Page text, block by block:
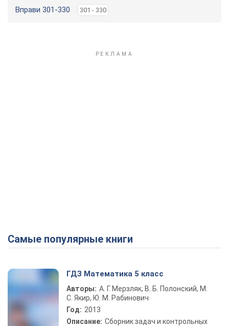
Вправи 301-330 301 - 330
Самые популярные книги
ГДЗ Математика 5 класс
Авторы: А. Г. Мерзляк, В. Б. Полонский, М.
С. Якир, Ю. М. Рабинович
Год: 2013
Описание: Сборник задач и контрольных